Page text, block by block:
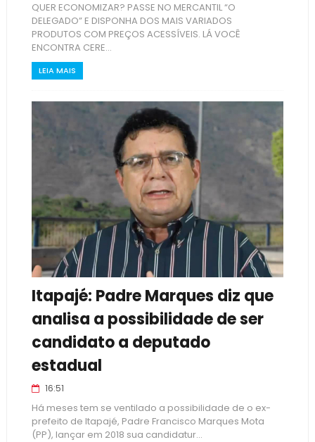
QUER ECONOMIZAR? PASSE NO MERCANTIL “O
DELEGADO” E DISPONHA DOS MAIS VARIADOS
PRODUTOS COM PREÇOS ACESSÍVEIS. LÁ VOCÊ
ENCONTRA CERE...
LEIA MAIS
Itapajé: Padre Marques diz que
analisa a possibilidade de ser
candidato a deputado
estadual
16:51
Há meses tem se ventilado a possibilidade de o ex-
prefeito de Itapajé, Padre Francisco Marques Mota
(PP), lançar em 2018 sua candidatur...